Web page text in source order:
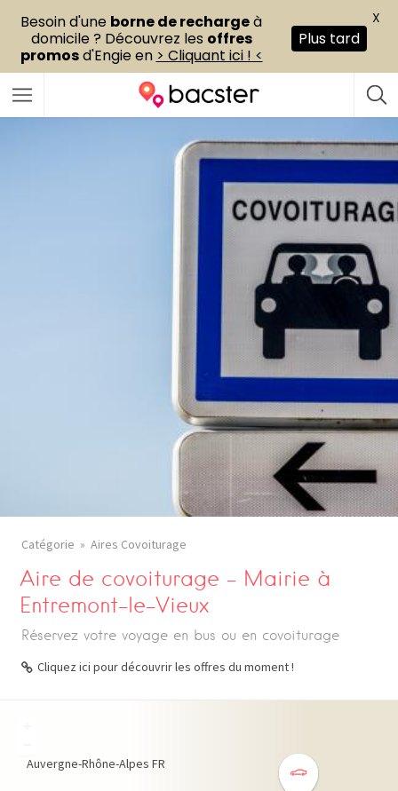
Catégorie Aires Covoiturage
Aire de covoiturage – Mairie à
Entremont-le-Vieux
Réservez votre voyage en bus ou en covoiturage
Cliquez ici pour découvrir les offres du moment !
Auvergne-Rhône-Alpes FR
Besoin d'une borne de rechargeà
domicile ? Découvrez les offres
promosd'Engie en > Cliquant ici ! <
Plus tard
X